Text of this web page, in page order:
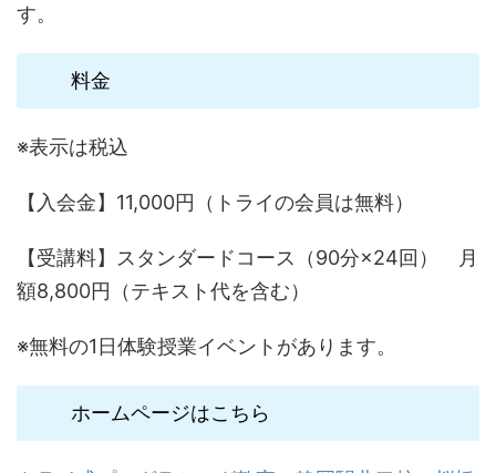
す。
料金
※表示は税込
【入会金】11,000円（トライの会員は無料）
【受講料】スタンダードコース（90分×24回） 月
額8,800円（テキスト代を含む）
※無料の1日体験授業イベントがあります。
ホームページはこちら